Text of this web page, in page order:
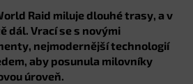
Raid miluje dlouhé trasy, a v
dál. Vrací se s novými
nejmodernější technologií
aby posunula milovníky
úroveň.